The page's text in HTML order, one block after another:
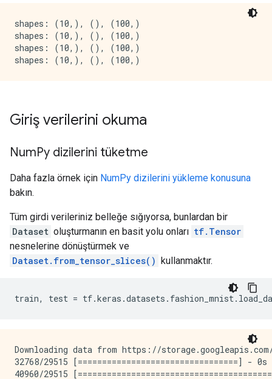
shapes: (10,), (), (100,)
shapes: (10,), (), (100,)
shapes: (10,), (), (100,)
Giriş verilerini okuma
NumPy dizilerini tüketme
Daha fazla örnek için NumPy dizilerini yükleme konusuna
bakın.
Tüm girdi verileriniz belleğe sığıyorsa, bunlardan bir
Dataset oluşturmanın en basit yolu onları tf.Tensor
nesnelerine dönüştürmek ve
Dataset.from_tensor_slices() kullanmaktır.
train, test = tf.keras .datasets . fashion_mnist.
Downloading data from https://
32768/29515 [=================================] -
40960/29515